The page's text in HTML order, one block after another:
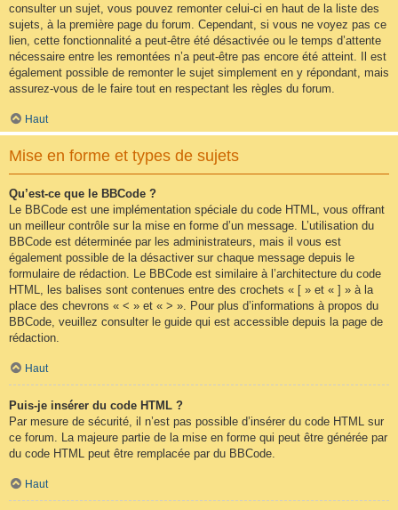
consulter un sujet, vous pouvez remonter celui-ci en haut de la liste des
sujets, à la première page du forum. Cependant, si vous ne voyez pas ce
lien, cette fonctionnalité a peut-être été désactivée ou le temps d’attente
nécessaire entre les remontées n’a peut-être pas encore été atteint. Il est
également possible de remonter le sujet simplement en y répondant, mais
assurez-vous de le faire tout en respectant les règles du forum.
Haut
Mise en forme et types de sujets
Qu’est-ce que le BBCode ?
Le BBCode est une implémentation spéciale du code HTML, vous offrant
un meilleur contrôle sur la mise en forme d’un message. L’utilisation du
BBCode est déterminée par les administrateurs, mais il vous est
également possible de la désactiver sur chaque message depuis le
formulaire de rédaction. Le BBCode est similaire à l’architecture du code
HTML, les balises sont contenues entre des crochets « [ » et « ] » à la
place des chevrons « < » et « > ». Pour plus d’informations à propos du
BBCode, veuillez consulter le guide qui est accessible depuis la page de
rédaction.
Haut
Puis-je insérer du code HTML ?
Par mesure de sécurité, il n’est pas possible d’insérer du code HTML sur
ce forum. La majeure partie de la mise en forme qui peut être générée par
du code HTML peut être remplacée par du BBCode.
Haut